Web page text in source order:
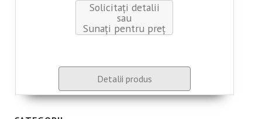
Solicitați detalii
sau
Sunaţi pentru preţ
Detalii produs